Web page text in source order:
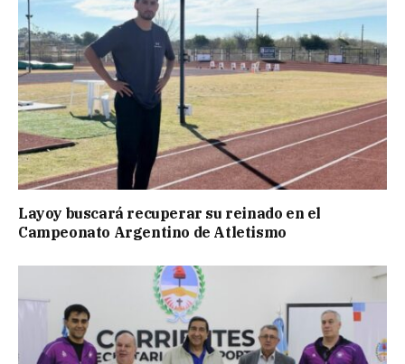
Layoy buscará recuperar su reinado en el
Campeonato Argentino de Atletismo